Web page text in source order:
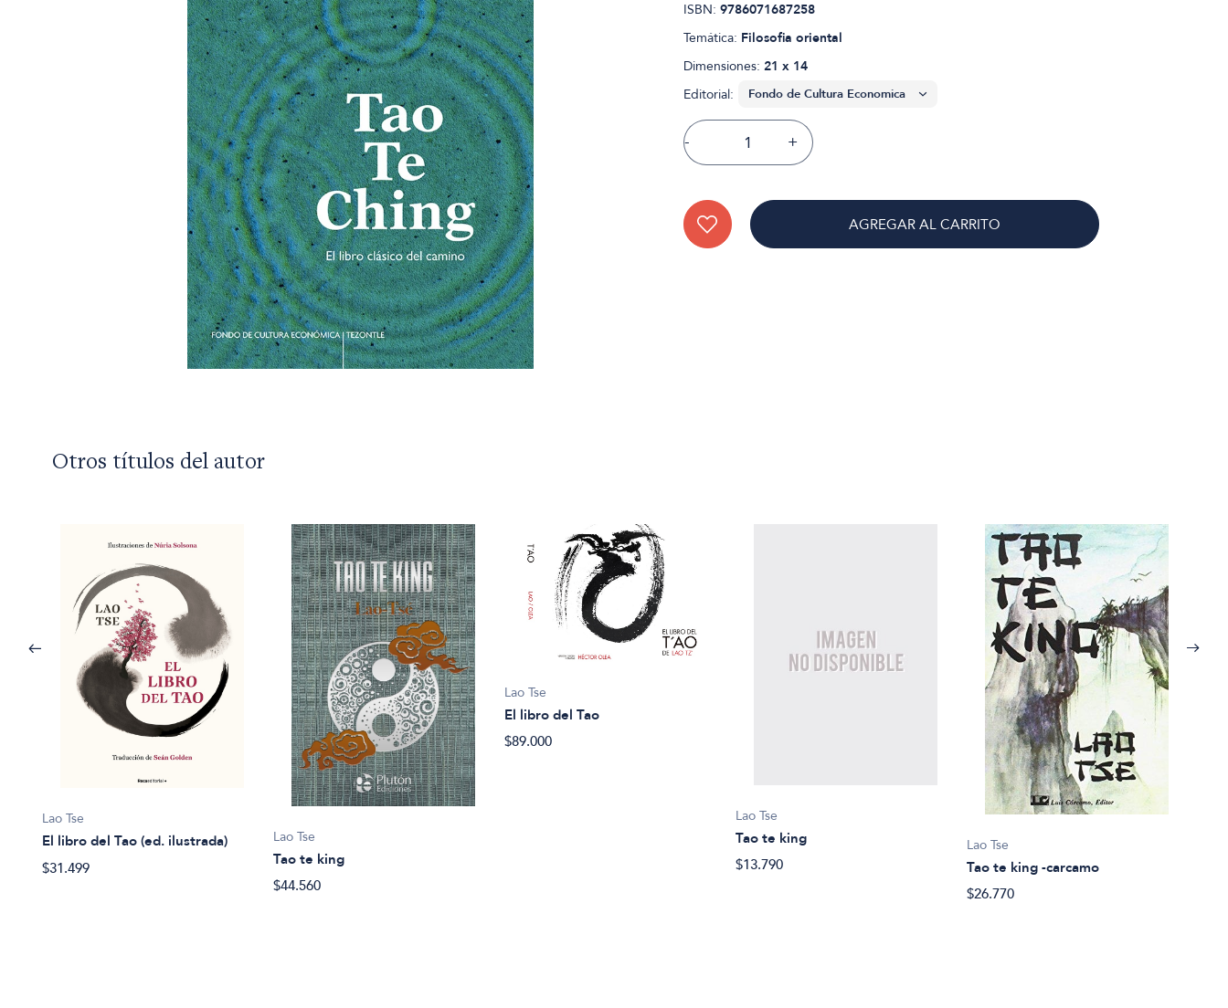
ISBN: 9786071687258
Temática: Filosofia oriental
Dimensiones: 21 x 14
Editorial:
- +
AGREGAR AL CARRITO
Otros títulos del autor
Lao Tse
El libro del Tao (ed. ilustrada)
$31.499
Lao Tse
Tao te king
$44.560
Lao Tse
El libro del Tao
$89.000
Lao Tse
Tao te king
$13.790
Lao Tse
Tao te king -carcamo
$26.770